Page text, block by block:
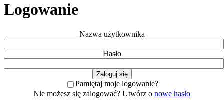
Logowanie
Nazwa użytkownika
Hasło
Pamiętaj moje logowanie?
Nie możesz się zalogować? Utwórz o nowe hasło